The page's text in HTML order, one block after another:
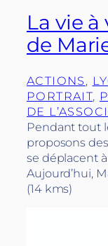
La vie
de
ACTIONS ,
PORTRAIT,
DE
Pendant tout
proposons
se déplacent
Aujourd’hui,
(14 kms)